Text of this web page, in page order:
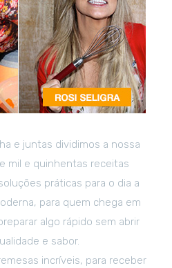
e juntas dividimos a nossa
mil e quinhentas receitas
práticas para o dia a
para quem chega em
algo rápido sem abrir
e sabor.
incríveis, para receber